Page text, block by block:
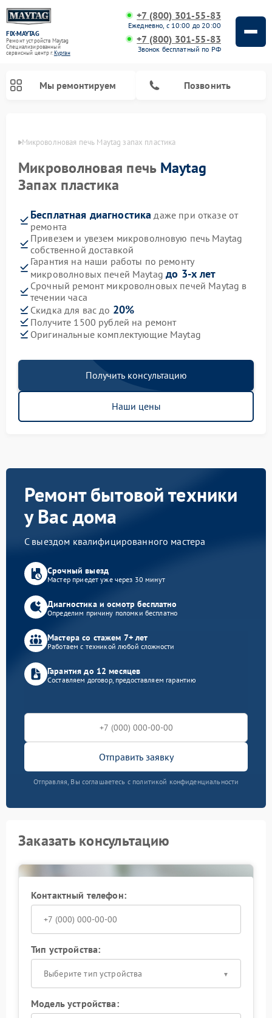
FIX-MAYTAG
Ремонт устройств Maytag
Специализированный
cервисный центр г.Курган
+7 (800) 301-55-83
Ежедневно, с 10:00 до 20:00
+7 (800) 301-55-83
Звонок бесплатный по РФ
Мы ремонтируем Позвонить
Микроволновая печь Maytag запах пластика
Микроволновая печь Maytag
Запах пластика
Бесплатная диагностика даже при отказе от
ремонта
Привезем и увезем микроволновую печь Maytag
собственной доставкой
Гарантия на наши работы по ремонту
микроволновых печей Maytagдо 3-х лет
Срочный ремонт микроволновых печей Maytag в
течении часа
Скидка для вас до 20%
Получите 1500 рублей на ремонт
Оригинальные комплектующие Maytag
Получить консультацию
Наши цены
Ремонт бытовой техники
у Вас дома
С выездом квалифицированного мастера
Срочный выезд
Мастер приедет уже через 30 минут
Диагностика и осмотр бесплатно
Определим причину поломки бесплатно
Мастера со стажем 7+ лет
Работаем с техникой любой сложности
Гарантия до 12 месяцев
Составляем договор, предоставляем гарантию
Отправить заявку
Отправляя, Вы соглашаетесь с политикой конфиденциальности
Заказать консультацию
Контактный телефон:
Тип устройства:
Выберите тип устройства
Модель устройства: